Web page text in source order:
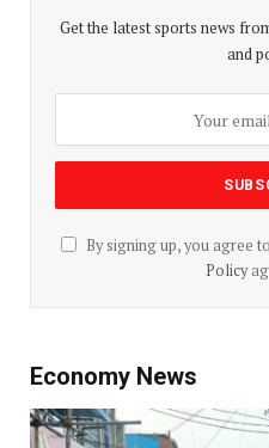
Get the latest sports news
and
By signing up, you agree
Policy
Economy News